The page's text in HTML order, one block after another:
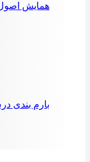
همایش اصول
بارم بندی